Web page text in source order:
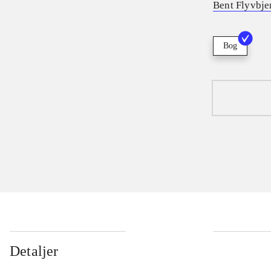
Bent
Bog
Detaljer